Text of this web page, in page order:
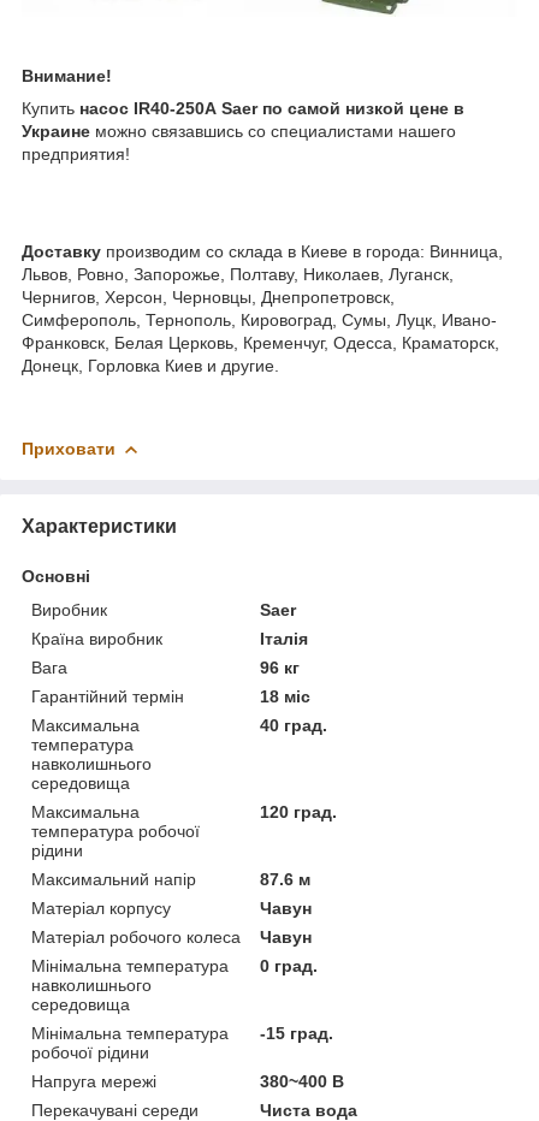
Внимание!
Купить насос IR40-250А Saer по самой низкой цене в
Украине можно связавшись со специалистами нашего
предприятия!
Доставку производим со склада в Киеве в города: Винница,
Львов, Ровно, Запорожье, Полтаву, Николаев, Луганск,
Чернигов, Херсон, Черновцы, Днепропетровск,
Симферополь, Тернополь, Кировоград, Сумы, Луцк, Ивано-
Франковск, Белая Церковь, Кременчуг, Одесса, Краматорск,
Донецк, Горловка Киев и другие.
Приховати
Характеристики
Основні
Виробник
Saer
Країна виробник
Італія
Вага
96 кг
Гарантійний термін
18 міс
Максимальна
температура
навколишнього
середовища
40 град.
Максимальна
температура робочої
рідини
120 град.
Максимальний напір
87.6 м
Матеріал корпусу
Чавун
Матеріал робочого колеса
Чавун
Мінімальна температура
навколишнього
середовища
0 град.
Мінімальна температура
робочої рідини
-15 град.
Напруга мережі
380~400 В
Перекачувані середи
Чиста вода